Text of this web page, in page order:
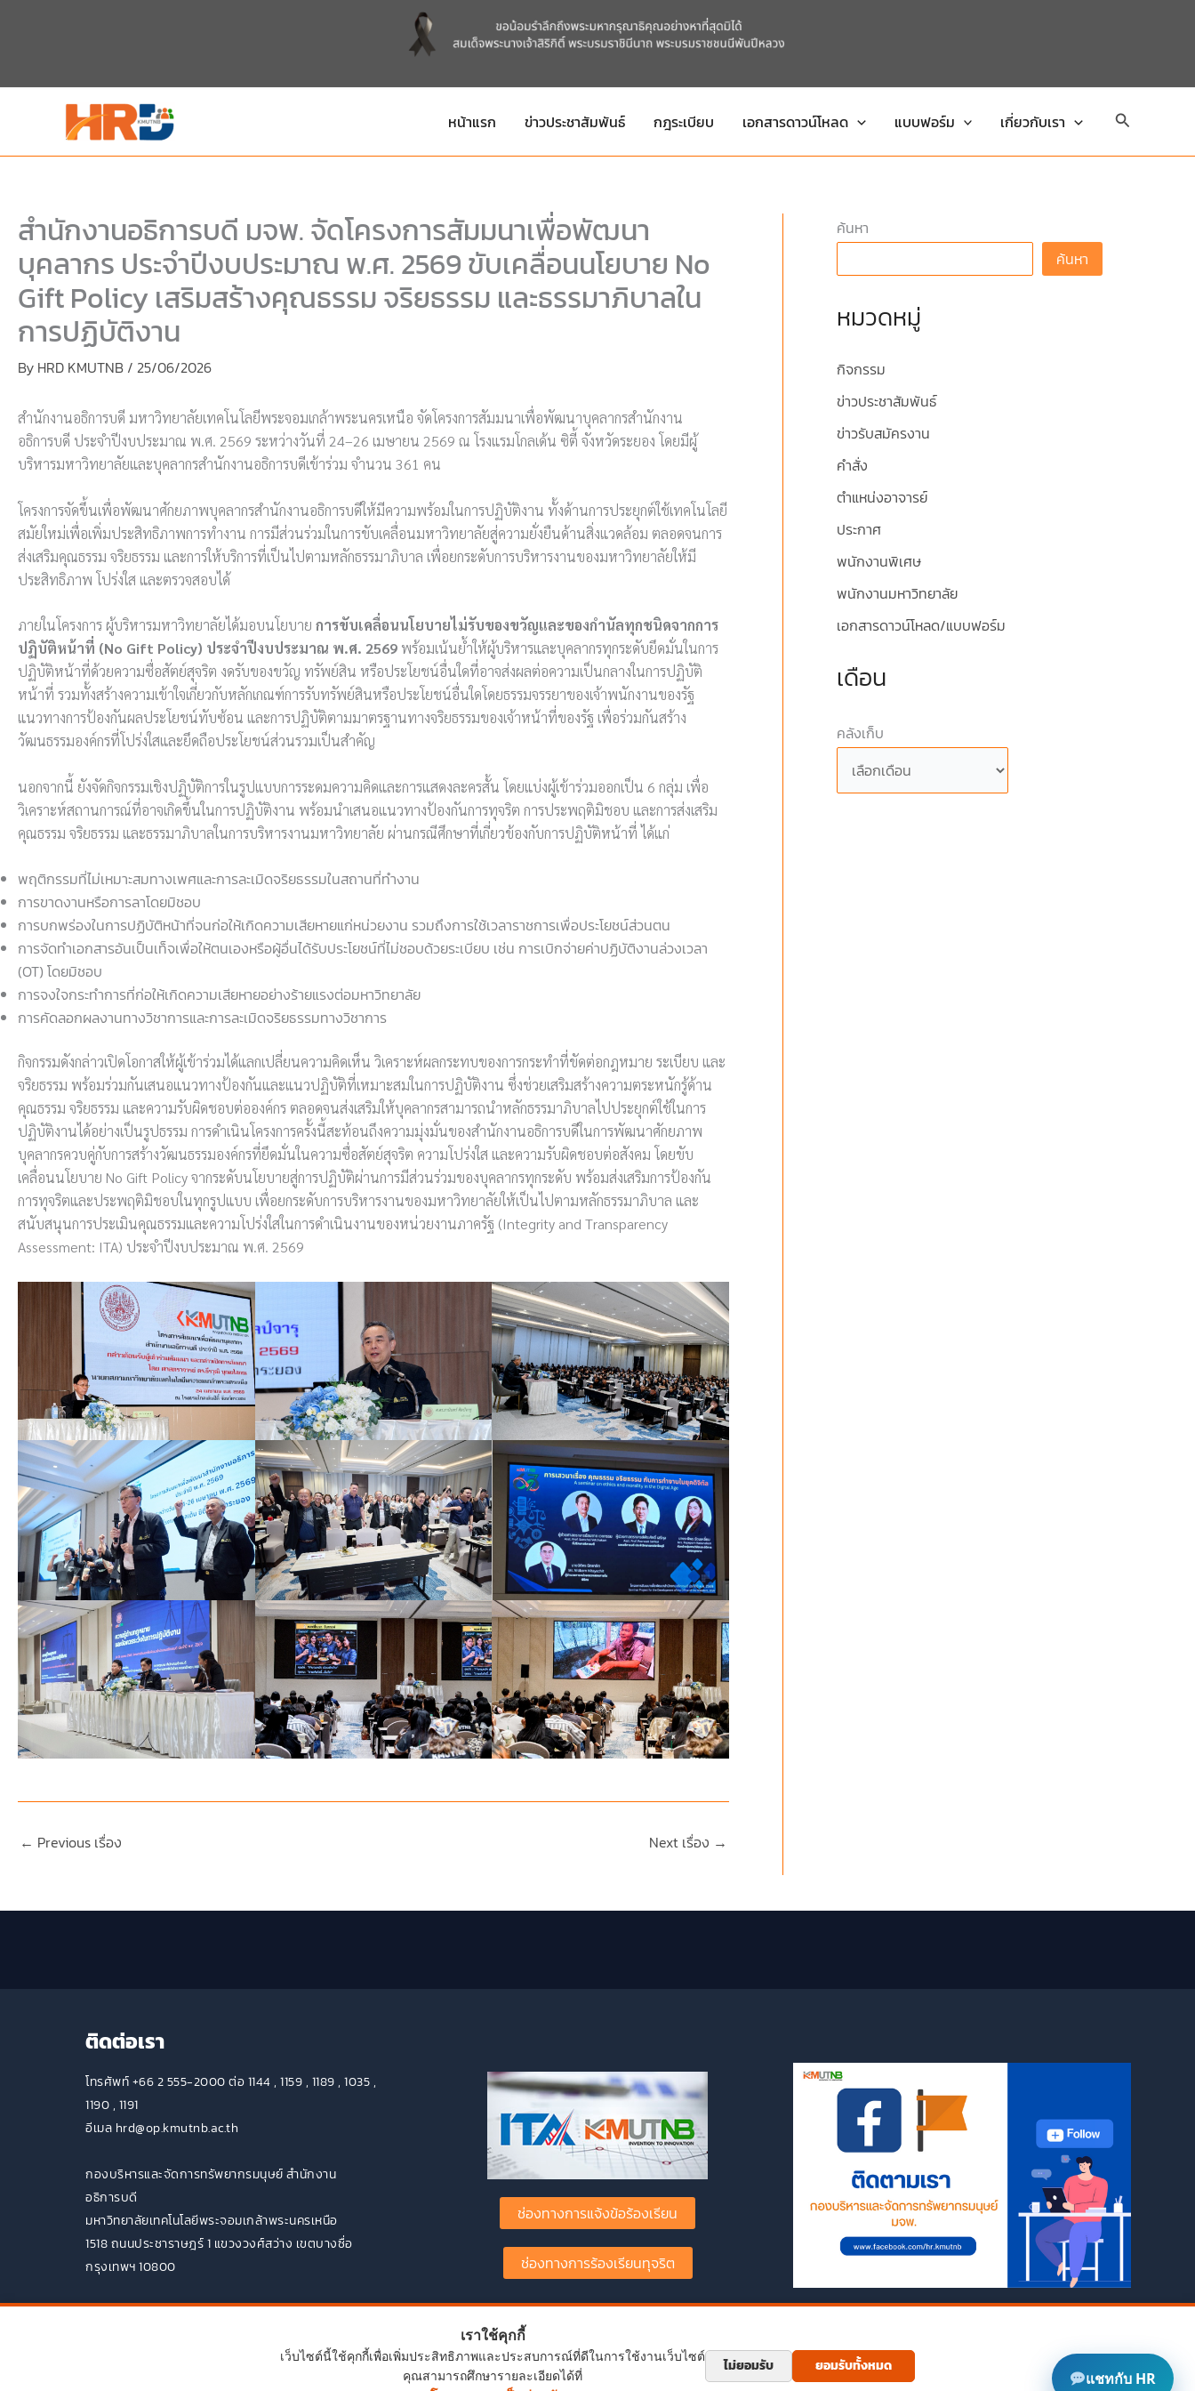
หน้าแรก ข่าวประชาสัมพันธ์ กฎระเบียบ เอกสารดาวน์โหลด แบบฟอร์ม เกี่ยวกับเรา Search
สำนักงานอธิการบดี มจพ. จัดโครงการสัมมนาเพื่อพัฒนา
บุคลากร ประจำปีงบประมาณ พ.ศ. 2569 ขับเคลื่อนนโยบาย No
Gift Policy เสริมสร้างคุณธรรม จริยธรรม และธรรมาภิบาลใน
การปฏิบัติงาน
By HRD KMUTNB / 25/06/2026
สำนักงานอธิการบดี มหาวิทยาลัยเทคโนโลยีพระจอมเกล้าพระนครเหนือ จัดโครงการสัมมนาเพื่อพัฒนาบุคลากรสำนักงาน
อธิการบดี ประจำปีงบประมาณ พ.ศ. 2569 ระหว่างวันที่ 24–26 เมษายน 2569 ณ โรงแรมโกลเด้น ซิตี้ จังหวัดระยอง โดยมีผู้
บริหารมหาวิทยาลัยและบุคลากรสำนักงานอธิการบดีเข้าร่วม จำนวน 361 คน
โครงการจัดขึ้นเพื่อพัฒนาศักยภาพบุคลากรสำนักงานอธิการบดีให้มีความพร้อมในการปฏิบัติงาน ทั้งด้านการประยุกต์ใช้เทคโนโลยี
สมัยใหม่เพื่อเพิ่มประสิทธิภาพการทำงาน การมีส่วนร่วมในการขับเคลื่อนมหาวิทยาลัยสู่ความยั่งยืนด้านสิ่งแวดล้อม ตลอดจนการ
ส่งเสริมคุณธรรม จริยธรรม และการให้บริการที่เป็นไปตามหลักธรรมาภิบาล เพื่อยกระดับการบริหารงานของมหาวิทยาลัยให้มี
ประสิทธิภาพ โปร่งใส และตรวจสอบได้
ภายในโครงการ ผู้บริหารมหาวิทยาลัยได้มอบนโยบาย การขับเคลื่อนนโยบายไม่รับของขวัญและของกำนัลทุกชนิดจากการ
ปฏิบัติหน้าที่ (No Gift Policy) ประจำปีงบประมาณ พ.ศ. 2569 พร้อมเน้นย้ำให้ผู้บริหารและบุคลากรทุกระดับยึดมั่นในการ
ปฏิบัติหน้าที่ด้วยความซื่อสัตย์สุจริต งดรับของขวัญ ทรัพย์สิน หรือประโยชน์อื่นใดที่อาจส่งผลต่อความเป็นกลางในการปฏิบัติ
หน้าที่ รวมทั้งสร้างความเข้าใจเกี่ยวกับหลักเกณฑ์การรับทรัพย์สินหรือประโยชน์อื่นใดโดยธรรมจรรยาของเจ้าพนักงานของรัฐ
แนวทางการป้องกันผลประโยชน์ทับซ้อน และการปฏิบัติตามมาตรฐานทางจริยธรรมของเจ้าหน้าที่ของรัฐ เพื่อร่วมกันสร้าง
วัฒนธรรมองค์กรที่โปร่งใสและยึดถือประโยชน์ส่วนรวมเป็นสำคัญ
นอกจากนี้ ยังจัดกิจกรรมเชิงปฏิบัติการในรูปแบบการระดมความคิดและการแสดงละครสั้น โดยแบ่งผู้เข้าร่วมออกเป็น 6 กลุ่ม เพื่อ
วิเคราะห์สถานการณ์ที่อาจเกิดขึ้นในการปฏิบัติงาน พร้อมนำเสนอแนวทางป้องกันการทุจริต การประพฤติมิชอบ และการส่งเสริม
คุณธรรม จริยธรรม และธรรมาภิบาลในการบริหารงานมหาวิทยาลัย ผ่านกรณีศึกษาที่เกี่ยวข้องกับการปฏิบัติหน้าที่ ได้แก่
พฤติกรรมที่ไม่เหมาะสมทางเพศและการละเมิดจริยธรรมในสถานที่ทำงาน
การขาดงานหรือการลาโดยมิชอบ
การบกพร่องในการปฏิบัติหน้าที่จนก่อให้เกิดความเสียหายแก่หน่วยงาน รวมถึงการใช้เวลาราชการเพื่อประโยชน์ส่วนตน
การจัดทำเอกสารอันเป็นเท็จเพื่อให้ตนเองหรือผู้อื่นได้รับประโยชน์ที่ไม่ชอบด้วยระเบียบ เช่น การเบิกจ่ายค่าปฏิบัติงานล่วงเวลา
(OT) โดยมิชอบ
การจงใจกระทำการที่ก่อให้เกิดความเสียหายอย่างร้ายแรงต่อมหาวิทยาลัย
การคัดลอกผลงานทางวิชาการและการละเมิดจริยธรรมทางวิชาการ
กิจกรรมดังกล่าวเปิดโอกาสให้ผู้เข้าร่วมได้แลกเปลี่ยนความคิดเห็น วิเคราะห์ผลกระทบของการกระทำที่ขัดต่อกฎหมาย ระเบียบ และ
จริยธรรม พร้อมร่วมกันเสนอแนวทางป้องกันและแนวปฏิบัติที่เหมาะสมในการปฏิบัติงาน ซึ่งช่วยเสริมสร้างความตระหนักรู้ด้าน
คุณธรรม จริยธรรม และความรับผิดชอบต่อองค์กร ตลอดจนส่งเสริมให้บุคลากรสามารถนำหลักธรรมาภิบาลไปประยุกต์ใช้ในการ
ปฏิบัติงานได้อย่างเป็นรูปธรรม การดำเนินโครงการครั้งนี้สะท้อนถึงความมุ่งมั่นของสำนักงานอธิการบดีในการพัฒนาศักยภาพ
บุคลากรควบคู่กับการสร้างวัฒนธรรมองค์กรที่ยึดมั่นในความซื่อสัตย์สุจริต ความโปร่งใส และความรับผิดชอบต่อสังคม โดยขับ
เคลื่อนนโยบาย No Gift Policy จากระดับนโยบายสู่การปฏิบัติผ่านการมีส่วนร่วมของบุคลากรทุกระดับ พร้อมส่งเสริมการป้องกัน
การทุจริตและประพฤติมิชอบในทุกรูปแบบ เพื่อยกระดับการบริหารงานของมหาวิทยาลัยให้เป็นไปตามหลักธรรมาภิบาล และ
สนับสนุนการประเมินคุณธรรมและความโปร่งใสในการดำเนินงานของหน่วยงานภาครัฐ (Integrity and Transparency
Assessment: ITA) ประจำปีงบประมาณ พ.ศ. 2569
← Previous เรื่อง Next เรื่อง →
ค้นหา
ค้นหา
หมวดหมู่
กิจกรรม
ข่าวประชาสัมพันธ์
ข่าวรับสมัครงาน
คำสั่ง
ตำแหน่งอาจารย์
ประกาศ
พนักงานพิเศษ
พนักงานมหาวิทยาลัย
เอกสารดาวน์โหลด/แบบฟอร์ม
เดือน
คลังเก็บ
แชทกับ HR
เราใช้คุกกี้
เว็บไซต์นี้ใช้คุกกี้เพื่อเพิ่มประสิทธิภาพและประสบการณ์ที่ดีในการใช้งานเว็บไซต์
คุณสามารถศึกษารายละเอียดได้ที่
ไม่ยอมรับ ยอมรับทั้งหมด
ติดต่อเรา
โทรศัพท์ +66 2 555-2000 ต่อ 1144 , 1159 , 1189 , 1035 ,
1190 , 1191
อีเมล hrd@op.kmutnb.ac.th
กองบริหารและจัดการทรัพยากรมนุษย์ สำนักงาน
อธิการบดี
มหาวิทยาลัยเทคโนโลยีพระจอมเกล้าพระนครเหนือ
1518 ถนนประชาราษฎร์ 1 แขวงวงศ์สว่าง เขตบางซื่อ
กรุงเทพฯ 10800
ช่องทางการแจ้งข้อร้องเรียน
ช่องทางการร้องเรียนทุจริต